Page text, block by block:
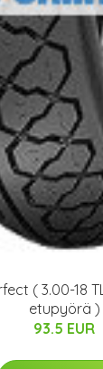
( 3.00-18
etupyörä )
93.5 EUR